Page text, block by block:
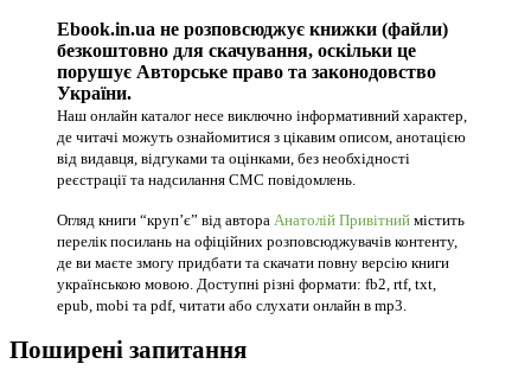
Ebook.in.ua не розповсюджує книжки (файли)
безкоштовно для скачування, оскільки це
порушує Авторське право та законодовство
України.
Наш онлайн каталог несе виключно інформативний характер,
де читачі можуть ознайомитися з цікавим описом, анотацією
від видавця, відгуками та оцінками, без необхідності
реєстрації та надсилання СМС повідомлень.
Огляд книги “крупʼє” від автора Анатолій Привітний містить
перелік посилань на офіційних розповсюджувачів контенту,
де ви маєте змогу придбати та скачати повну версію книги
українською мовою. Доступні різні формати: fb2, rtf, txt,
epub, mobi та pdf, читати або слухати онлайн в mp3.
Поширені запитання